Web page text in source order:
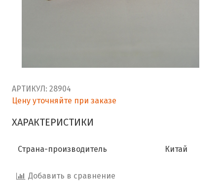
АРТИКУЛ: 28904
Цену уточняйте при заказе
ХАРАКТЕРИСТИКИ
Страна-производитель Китай
Добавить в сравнение